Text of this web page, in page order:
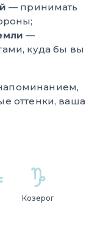
— принимать
—
куда бы вы
оттенки, ваша
Козерог